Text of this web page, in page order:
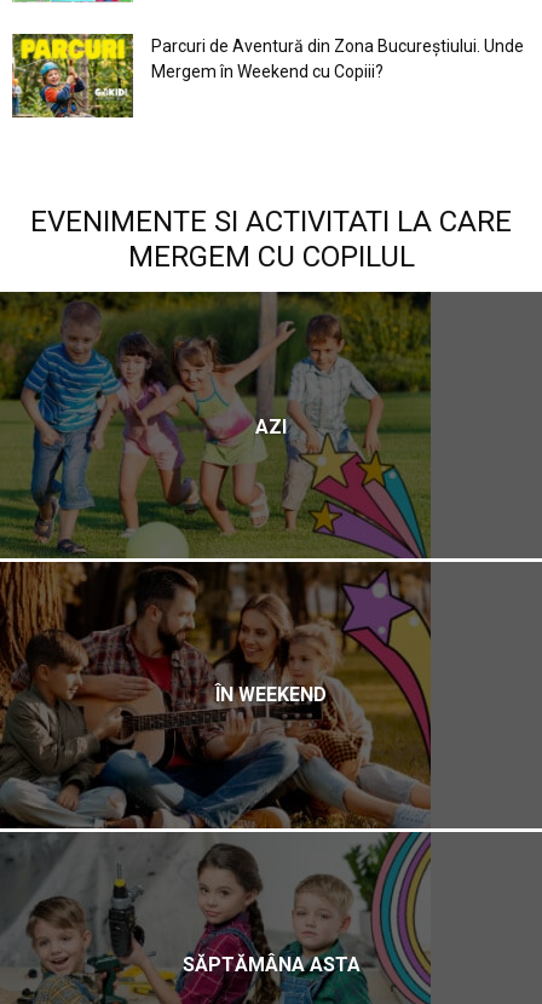
Parcuri de Aventură din Zona Bucureştiului. Unde
Mergem în Weekend cu Copiii?
EVENIMENTE SI ACTIVITATI LA CARE
MERGEM CU COPILUL
AZI
ÎN WEEKEND
SĂPTĂMÂNA ASTA